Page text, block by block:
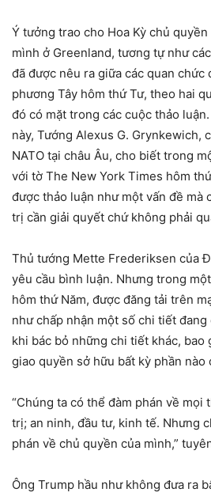
Ý tưởng trao cho Hoa Kỳ chủ
mình ở Greenland, tương tự như
đã được nêu ra giữa các quan chức
phương Tây hôm thứ Tư, theo hai
đó có mặt trong các cuộc thảo
này, Tướng Alexus G. Grynkewich,
NATO tại châu Âu, cho biết trong
với tờ The New York Times hôm
được thảo luận như một vấn đề mà
trị cần giải quyết chứ không phải
Thủ tướng Mette Frederiksen của
yêu cầu bình luận. Nhưng trong
hôm thứ Năm, được đăng tải trên
như chấp nhận một số chi tiết
khi bác bỏ những chi tiết khác, bao
giao quyền sở hữu bất kỳ phần nào
“Chúng ta có thể đàm phán về mọi
trị; an ninh, đầu tư, kinh tế. Nhưng
phán về chủ quyền của mình,”
Ông Trump hầu như không đưa ra